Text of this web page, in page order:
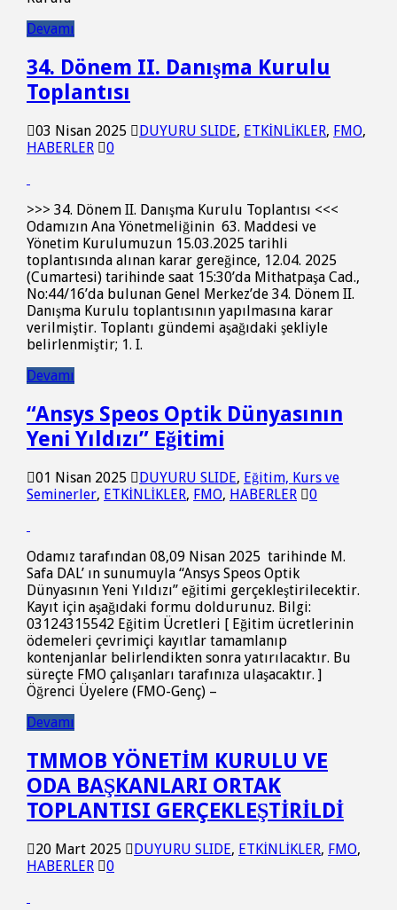
Devamı
34. Dönem II. Danışma Kurulu
Toplantısı
03 Nisan 2025 DUYURU SLIDE, ETKİNLİKLER, FMO,
HABERLER
0
>>> 34. Dönem II. Danışma Kurulu Toplantısı <<<
Odamızın Ana Yönetmeliğinin 63. Maddesi ve
Yönetim Kurulumuzun 15.03.2025 tarihli
toplantısında alınan karar gereğince, 12.04. 2025
(Cumartesi) tarihinde saat 15:30’da Mithatpaşa Cad.,
No:44/16’da bulunan Genel Merkez’de 34. Dönem II.
Danışma Kurulu toplantısının yapılmasına karar
verilmiştir. Toplantı gündemi aşağıdaki şekliyle
belirlenmiştir; 1. I.
Devamı
“Ansys Speos Optik Dünyasının
Yeni Yıldızı” Eğitimi
01 Nisan 2025 DUYURU SLIDE, Eğitim, Kurs ve
Seminerler, ETKİNLİKLER, FMO, HABERLER 0
Odamız tarafından 08,09 Nisan 2025 tarihinde M.
Safa DAL’ ın sunumuyla “Ansys Speos Optik
Dünyasının Yeni Yıldızı” eğitimi gerçekleştirilecektir.
Kayıt için aşağıdaki formu doldurunuz. Bilgi:
03124315542 Eğitim Ücretleri [ Eğitim ücretlerinin
ödemeleri çevrimiçi kayıtlar tamamlanıp
kontenjanlar belirlendikten sonra yatırılacaktır. Bu
süreçte FMO çalışanları tarafınıza ulaşacaktır. ]
Öğrenci Üyelere (FMO-Genç) –
Devamı
TMMOB YÖNETİM KURULU VE
ODA BAŞKANLARI ORTAK
TOPLANTISI GERÇEKLEŞTİRİLDİ
20 Mart 2025 DUYURU SLIDE, ETKİNLİKLER, FMO,
HABERLER
0